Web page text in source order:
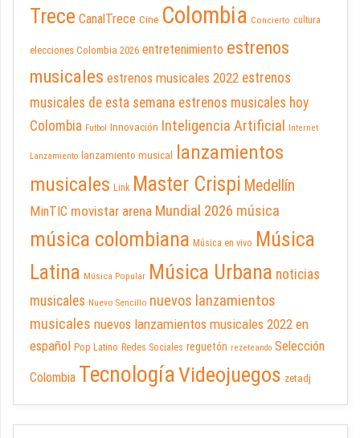
Trece CanalTrece Cine Colombia Concierto cultura
elecciones Colombia 2026 entretenimiento estrenos
musicales estrenos musicales 2022 estrenos
musicales de esta semana estrenos musicales hoy
Colombia Futbol Innovación Inteligencia Artificial Internet
Lanzamiento lanzamiento musical
lanzamientos
musicales Link Master Crispi Medellín
MinTIC movistar arena Mundial 2026 música
música colombiana Música en vivo Música
Latina Música Popular Música Urbana noticias
musicales Nuevo Sencillo nuevos lanzamientos
musicales nuevos lanzamientos musicales 2022 en
español Pop Latino Redes Sociales reguetón rezeteando Selección
Colombia TecnologíaVideojuegos zetadj